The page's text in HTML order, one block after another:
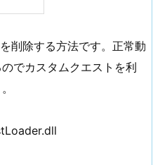
を削除する方法です。正常動
でカスタムクエストを利